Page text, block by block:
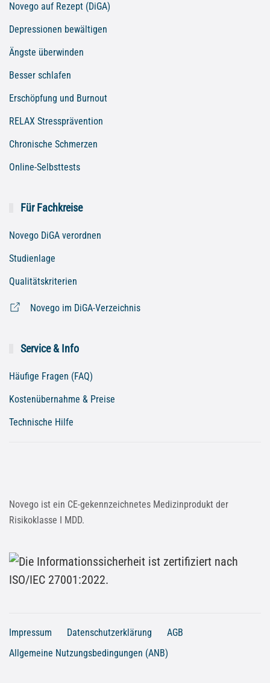
Novego auf Rezept (DiGA)
Depressionen bewältigen
Ängste überwinden
Besser schlafen
Erschöpfung und Burnout
RELAX Stressprävention
Chronische Schmerzen
Online-Selbsttests
Für Fachkreise
Novego DiGA verordnen
Studienlage
Qualitätskriterien
Novego im DiGA-Verzeichnis
Service & Info
Häufige Fragen (FAQ)
Kostenübernahme & Preise
Technische Hilfe
Novego ist ein CE-gekennzeichnetes Medizinprodukt der
Risikoklasse I MDD.
Impressum Datenschutzerklärung
AGB
Allgemeine Nutzungsbedingungen (ANB)